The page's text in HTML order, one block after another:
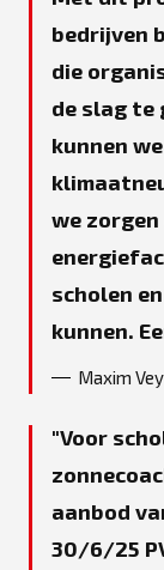
bedrijven
die
de slag te
kunnen
we
scholen
kunnen.
Maxim
Voor
aanbod
30/6/25